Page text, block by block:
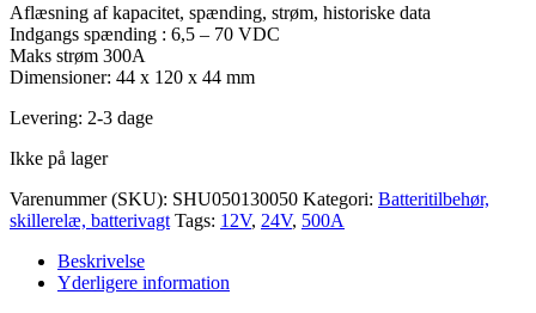
Aflæsning af kapacitet, spænding, strøm, historiske data
Indgangs spænding : 6,5 – 70 VDC
Maks strøm 300A
Dimensioner: 44 x 120 x 44 mm
Levering: 2-3 dage
Ikke på lager
Varenummer (SKU): SHU050130050 Kategori: Batteritilbehør,
skillerelæ, batterivagt Tags: 12V, 24V, 500A
Beskrivelse
Yderligere information